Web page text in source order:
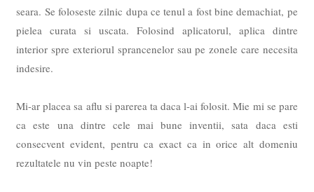
seara. Se foloseste zilnic dupa ce tenul a fost bine demachiat, pe
pielea curata si uscata. Folosind aplicatorul, aplica dintre
interior spre exteriorul sprancenelor sau pe zonele care necesita
indesire.
Mi-ar placea sa aflu si parerea ta daca l-ai folosit. Mie mi se pare
ca este una dintre cele mai bune inventii, sata daca esti
consecvent evident, pentru ca exact ca in orice alt domeniu
rezultatele nu vin peste noapte!